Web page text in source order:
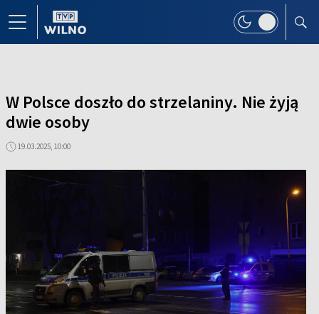
W Polsce doszło do strzelaniny. Nie żyją
dwie osoby
19.03.2025, 10:00